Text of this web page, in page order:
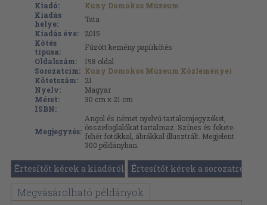
Kiadó:
Kuny Domokos Múzeum
Kiadás
helye:
Tata
Kiadás éve:
2015
Kötés
típusa:
Fűzött kemény papírkötés
Oldalszám:
198 oldal
Sorozatcím: Kuny Domokos Múzeum Közleményei
Kötetszám:
21
Nyelv:
Magyar
Méret:
30 cm x 21 cm
ISBN:
Megjegyzés:
Angol és német nyelvű tartalomjegyzéket,
összefoglalókat tartalmaz. Színes és fekete-
fehér fotókkal, ábrákkal illusztrált. Megjelent
300 példányban.
Értesítőt kérek a kiadóról Értesítőt kérek a sorozatról
Megvásárolható példányok